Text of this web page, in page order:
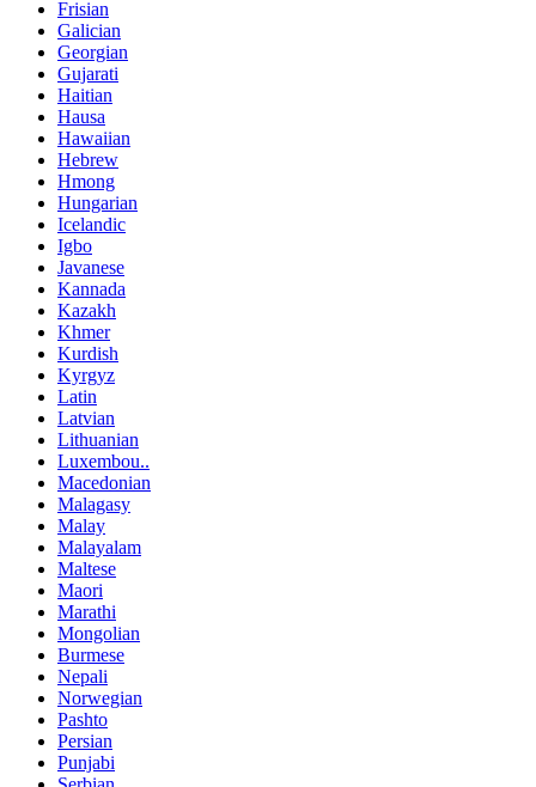
Frisian
Galician
Georgian
Gujarati
Haitian
Hausa
Hawaiian
Hebrew
Hmong
Hungarian
Icelandic
Igbo
Javanese
Kannada
Kazakh
Khmer
Kurdish
Kyrgyz
Latin
Latvian
Lithuanian
Luxembou..
Macedonian
Malagasy
Malay
Malayalam
Maltese
Maori
Marathi
Mongolian
Burmese
Nepali
Norwegian
Pashto
Persian
Punjabi